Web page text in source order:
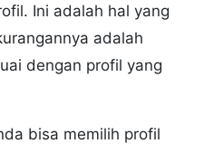
Ini adalah hal yang
adalah
dengan profil yang
bisa memilih profil